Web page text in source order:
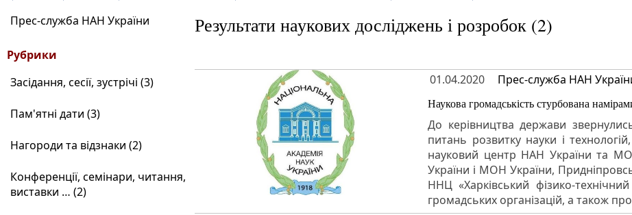
Прес-служба НАН України
Рубрики
Засідання, сесії, зустрічі (3)
Пам'ятні дати (3)
Нагороди та відзнаки (2)
Конференції, семінари, читання,
виставки … (2)
Результати наукових досліджень і розробок (2)
01.04.2020 Прес-служба НАН
Наукова громадськість стурбована
До керівництва держави
питань розвитку науки і
науковий центр НАН України та
України і МОН України,
ННЦ «Харківський фізико-
громадських організацій, а також